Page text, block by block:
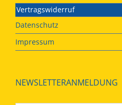
Vertragswiderruf
Datenschutz
Impressum
NEWSLETTERANMELDUNG